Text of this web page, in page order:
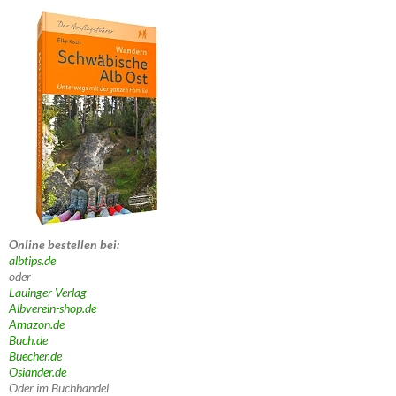
Online bestellen bei:
albtips.de
oder
Lauinger Verlag
Albverein-shop.de
Amazon.de
Buch.de
Buecher.de
Osiander.de
Oder im Buchhandel